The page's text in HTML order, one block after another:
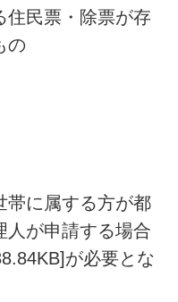
住民票・除票が存
の
帯に属する方が都
人が申請する場合
が必要とな